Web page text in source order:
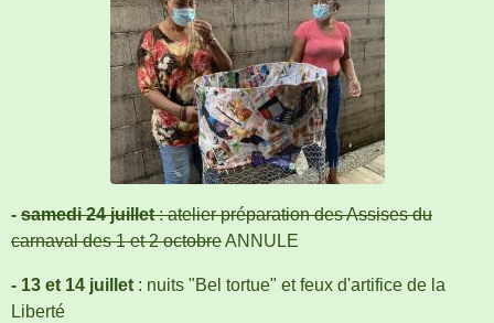
- samedi 24 juillet: atelier préparation des Assises du
carnaval des 1 et 2 octobreANNULE
- 13 et 14 juillet : nuits "Bel tortue" et feux d'artifice de la
Liberté